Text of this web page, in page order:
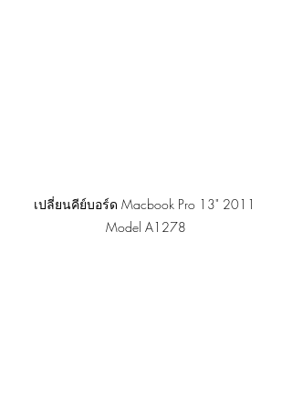
เปลี่ยนคีย์บอร์ด Macbook Pro 13" 2011
Model A1278